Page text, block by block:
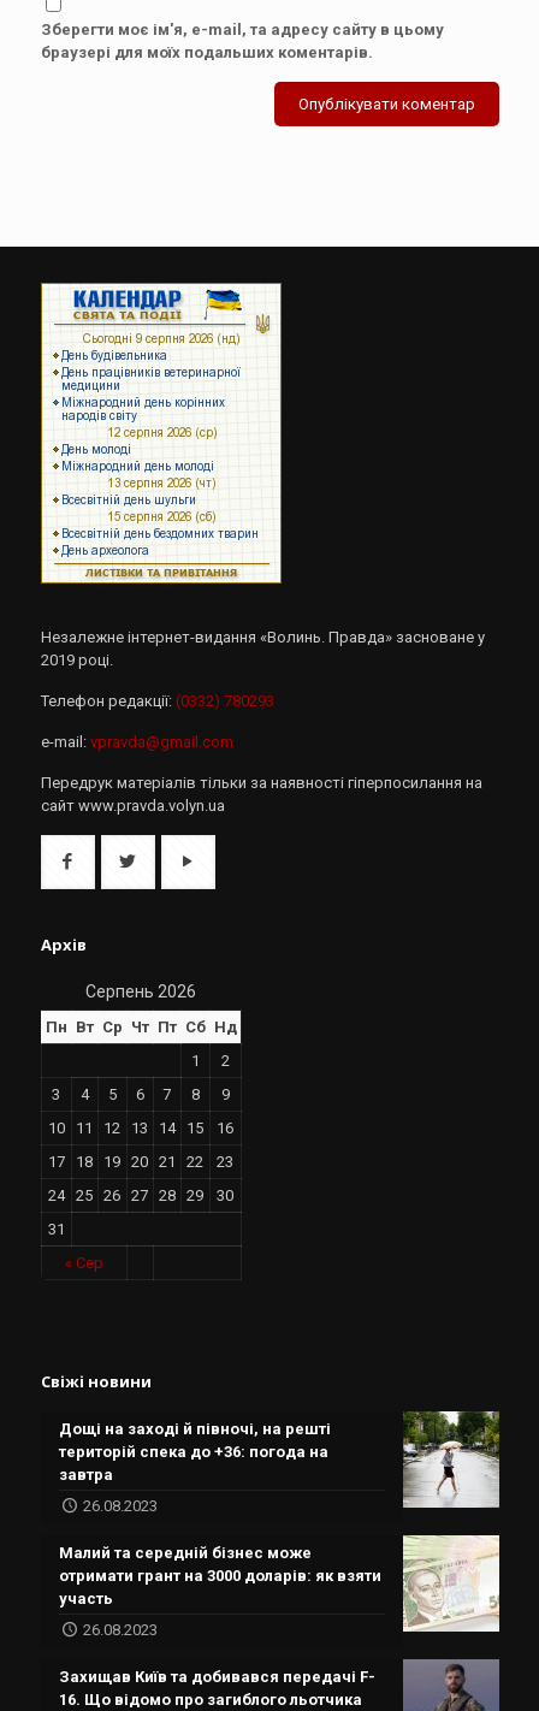
Зберегти моє ім'я, e-mail, та адресу сайту в цьому
браузері для моїх подальших коментарів.
Незалежне інтернет-видання «Волинь. Правда» засноване у
2019 році.
Телефон редакції: (0332) 780293
e-mail: vpravda@gmail.com
Передрук матеріалів тільки за наявності гіперпосилання на
сайт www.pravda.volyn.ua
Архів
Серпень 2026
Пн Вт Ср Чт Пт Сб Нд
« Сер
1
2
3
4 5 6 7 8
9
10
11 12 13 14 15
16
17
18 19 20 21 22
23
24
25 26 27 28 29
30
31
Свіжі новини
Дощі на заході й півночі, на решті
територій спека до +36: погода на
завтра
26.08.2023
Малий та середній бізнес може
отримати грант на 3000 доларів: як взяти
участь
26.08.2023
Захищав Київ та добивався передачі F-
16. Що відомо про загиблого льотчика